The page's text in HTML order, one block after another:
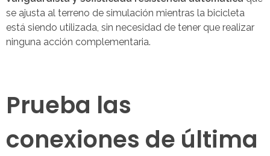
se ajusta al terreno de simulación mientras la bicicleta
está siendo utilizada, sin necesidad de tener que realizar
ninguna acción complementaria.
Prueba las
conexiones de última